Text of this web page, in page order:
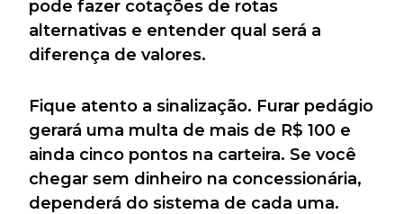
pode fazer cotações de rotas
alternativas e entender qual será a
diferença de valores.
Fique atento a sinalização. Furar pedágio
gerará uma multa de mais de R$ 100 e
ainda cinco pontos na carteira. Se você
chegar sem dinheiro na concessionária,
dependerá do sistema de cada uma.